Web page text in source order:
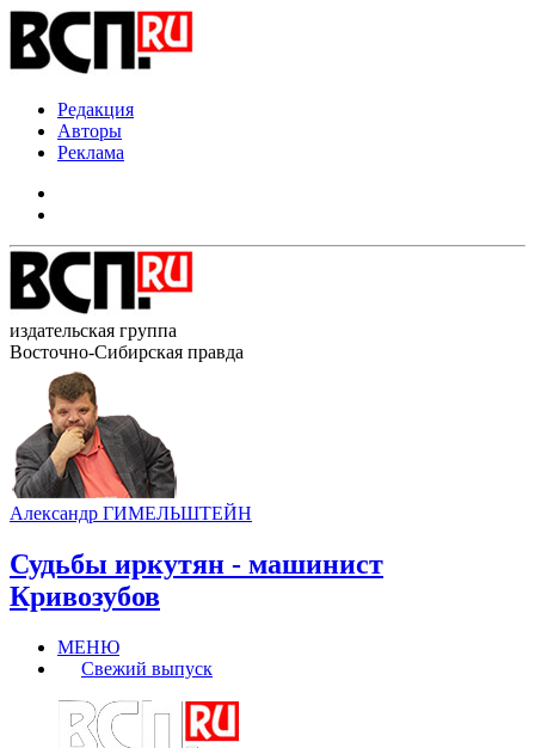
Редакция
Авторы
Реклама
издательская группа
Восточно-Сибирская правда
Александр ГИМЕЛЬШТЕЙН
Судьбы иркутян - машинист
Кривозубов
МЕНЮ
Свежий выпуск